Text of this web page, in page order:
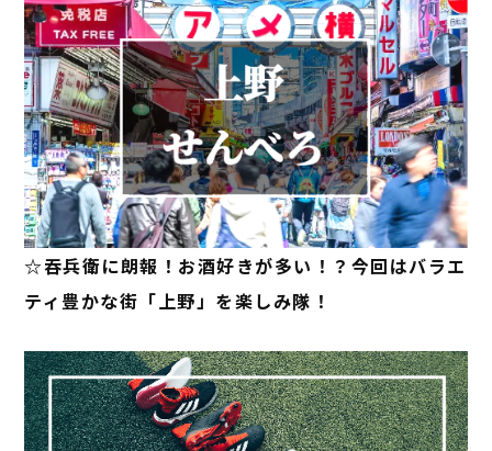
☆吞兵衛に朗報！お酒好きが多い！？今回はバラエ
ティ豊かな街「上野」を楽しみ隊！